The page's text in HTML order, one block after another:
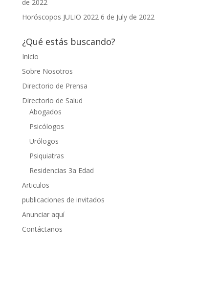
de 2022
Horóscopos JULIO 2022 6 de July de 2022
¿Qué estás buscando?
Inicio
Sobre Nosotros
Directorio de Prensa
Directorio de Salud
Abogados
Psicólogos
Urólogos
Psiquiatras
Residencias 3a Edad
Articulos
publicaciones de invitados
Anunciar aquí
Contáctanos